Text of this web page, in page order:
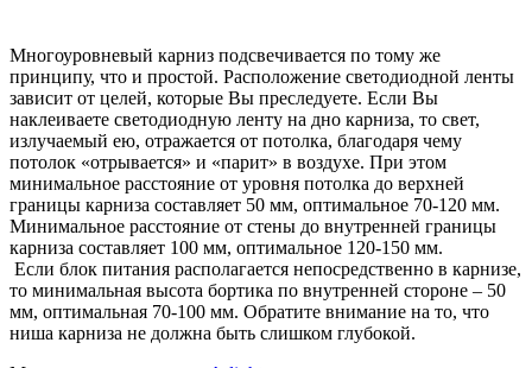
Многоуровневый карниз подсвечивается по тому же
принципу, что и простой. Расположение светодиодной ленты
зависит от целей, которые Вы преследуете. Если Вы
наклеиваете светодиодную ленту на дно карниза, то свет,
излучаемый ею, отражается от потолка, благодаря чему
потолок «отрывается» и «парит» в воздухе. При этом
минимальное расстояние от уровня потолка до верхней
границы карниза составляет 50 мм, оптимальное 70-120 мм.
Минимальное расстояние от стены до внутренней границы
карниза составляет 100 мм, оптимальное 120-150 мм.
Если блок питания располагается непосредственно в карнизе,
то минимальная высота бортика по внутренней стороне – 50
мм, оптимальная 70-100 мм. Обратите внимание на то, что
ниша карниза не должна быть слишком глубокой.